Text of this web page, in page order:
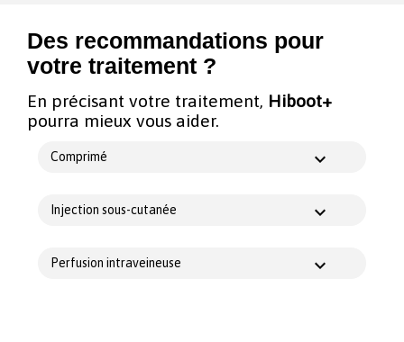
Des recommandations pour
votre traitement ?
En précisant votre traitement, Hiboot+
pourra mieux vous aider.
Comprimé
Injection sous-cutanée
Perfusion intraveineuse